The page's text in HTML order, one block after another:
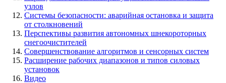
узлов
Системы безопасности: аварийная остановка и защита
от столкновений
Перспективы развития автономных шнекороторных
снегоочистителей
Совершенствование алгоритмов и сенсорных систем
Расширение рабочих диапазонов и типов силовых
установок
Видео